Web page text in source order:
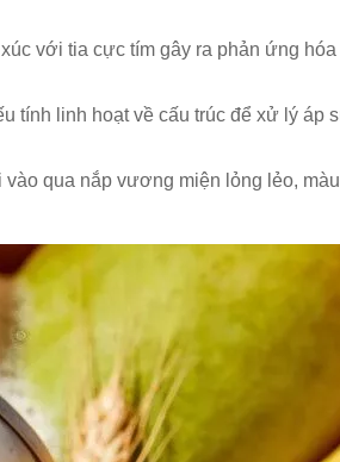
với tia cực tím gây ra phản ứng
tính linh hoạt về cấu trúc để xử lý áp
qua nắp vương miện lỏng lẻo,